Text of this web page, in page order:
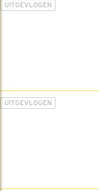
UITGEVLOGEN
UITGEVLOGEN